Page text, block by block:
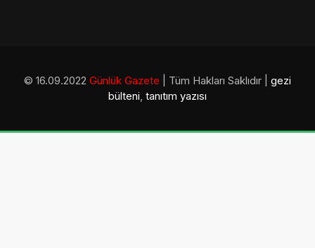
© 16.09.2022 Günlük Gazete | Tüm Hakları Saklıdır | gezi
bülteni, tanıtım yazısı